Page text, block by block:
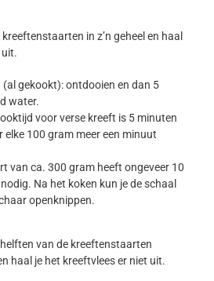
in z’n geheel en haal
uit.
gekookt): ontdooien en dan 5
water.
voor verse kreeft is 5 minuten
elke 100 gram meer een minuut
van ca. 300 gram heeft ongeveer 10
Na het koken kun je de schaal
openknippen.
van de kreeftenstaarten
haal je het kreeftvlees er niet uit.